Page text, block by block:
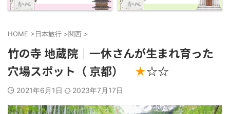
HOME >日本旅行 >関西 >
竹の寺 地蔵院｜一休さんが生まれ育った
穴場スポット（ 京都）
★☆☆
2021年6月1日 2023年7月17日